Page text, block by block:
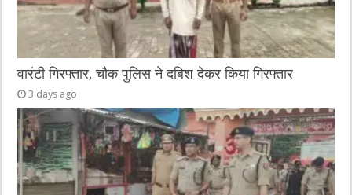
वारंटी गिरफ्तार, चौक पुलिस ने दबिश देकर किया गिरफ्तार
3 days ago